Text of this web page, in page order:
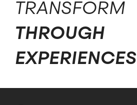
TRANSFORM
THROUGH
EXPERIENCES